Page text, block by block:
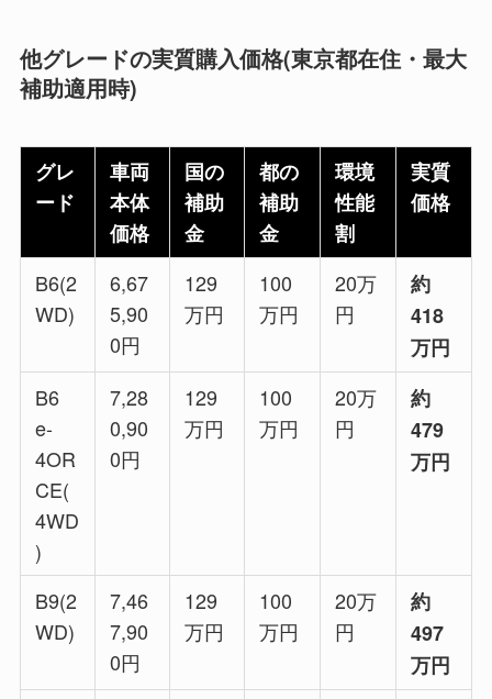
他グレードの実質購入価格(東京都在住・最大
補助適用時)
グレ
ード
車両
本体
価格
国の
補助
金
都の
補助
金
環境
性能
割
実質
価格
B6(2
WD)
6,67
5,90
0円
129
万円
100
万円
20万
円
約
418
万円
B6
e-
4OR
CE(
4WD
)
7,28
0,90
0円
129
万円
100
万円
20万
円
約
479
万円
B9(2
WD)
7,46
7,90
0円
129
万円
100
万円
20万
円
約
497
万円